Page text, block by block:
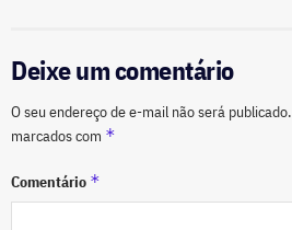
Deixe um comentário
O seu endereço de e-mail não será publicado.
marcados com *
Comentário *